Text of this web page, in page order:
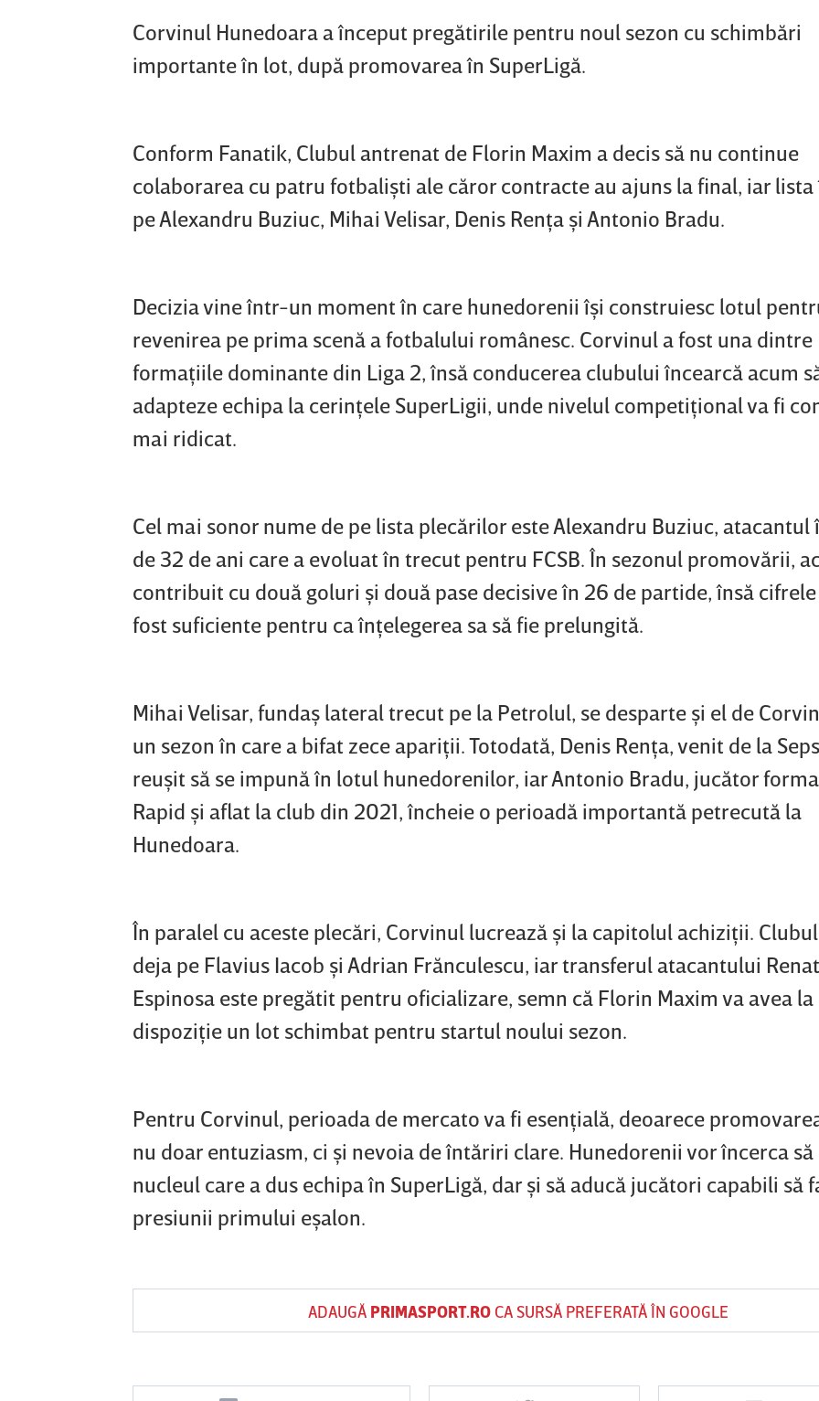
Corvinul Hunedoara a început pregătirile pentru noul sezon cu schimbări
importante în lot, după promovarea în SuperLigă.
Conform Fanatik, Clubul antrenat de Florin Maxim a decis să nu continue
colaborarea cu patru fotbalişti ale căror contracte au ajuns la final, iar
pe Alexandru Buziuc, Mihai Velisar, Denis Renţa şi Antonio Bradu.
Decizia vine într-un moment în care hunedorenii îşi construiesc lotul
revenirea pe prima scenă a fotbalului românesc. Corvinul a fost una dintre
formaţiile dominante din Liga 2, însă conducerea clubului încearcă acum
adapteze echipa la cerinţele SuperLigii, unde nivelul competiţional va fi
mai ridicat.
Cel mai sonor nume de pe lista plecărilor este Alexandru Buziuc, atacantul
de 32 de ani care a evoluat în trecut pentru FCSB. În sezonul promovării,
contribuit cu două goluri şi două pase decisive în 26 de partide, însă cifrele
fost suficiente pentru ca înţelegerea sa să fie prelungită.
Mihai Velisar, fundaş lateral trecut pe la Petrolul, se desparte şi el de
un sezon în care a bifat zece apariţii. Totodată, Denis Renţa, venit de la
reuşit să se impună în lotul hunedorenilor, iar Antonio Bradu, jucător
Rapid şi aflat la club din 2021, încheie o perioadă importantă petrecută la
Hunedoara.
În paralel cu aceste plecări, Corvinul lucrează şi la capitolul achiziţii.
deja pe Flavius Iacob şi Adrian Frănculescu, iar transferul atacantului
Espinosa este pregătit pentru oficializare, semn că Florin Maxim va avea la
dispoziţie un lot schimbat pentru startul noului sezon.
Pentru Corvinul, perioada de mercato va fi esenţială, deoarece
nu doar entuziasm, ci şi nevoia de întăriri clare. Hunedorenii vor încerca
nucleul care a dus echipa în SuperLigă, dar şi să aducă jucători capabili să
presiunii primului eşalon.
ADAUGĂ PRIMASPORT.ROCA SURSĂ PREFERATĂ ÎN GOOGLE